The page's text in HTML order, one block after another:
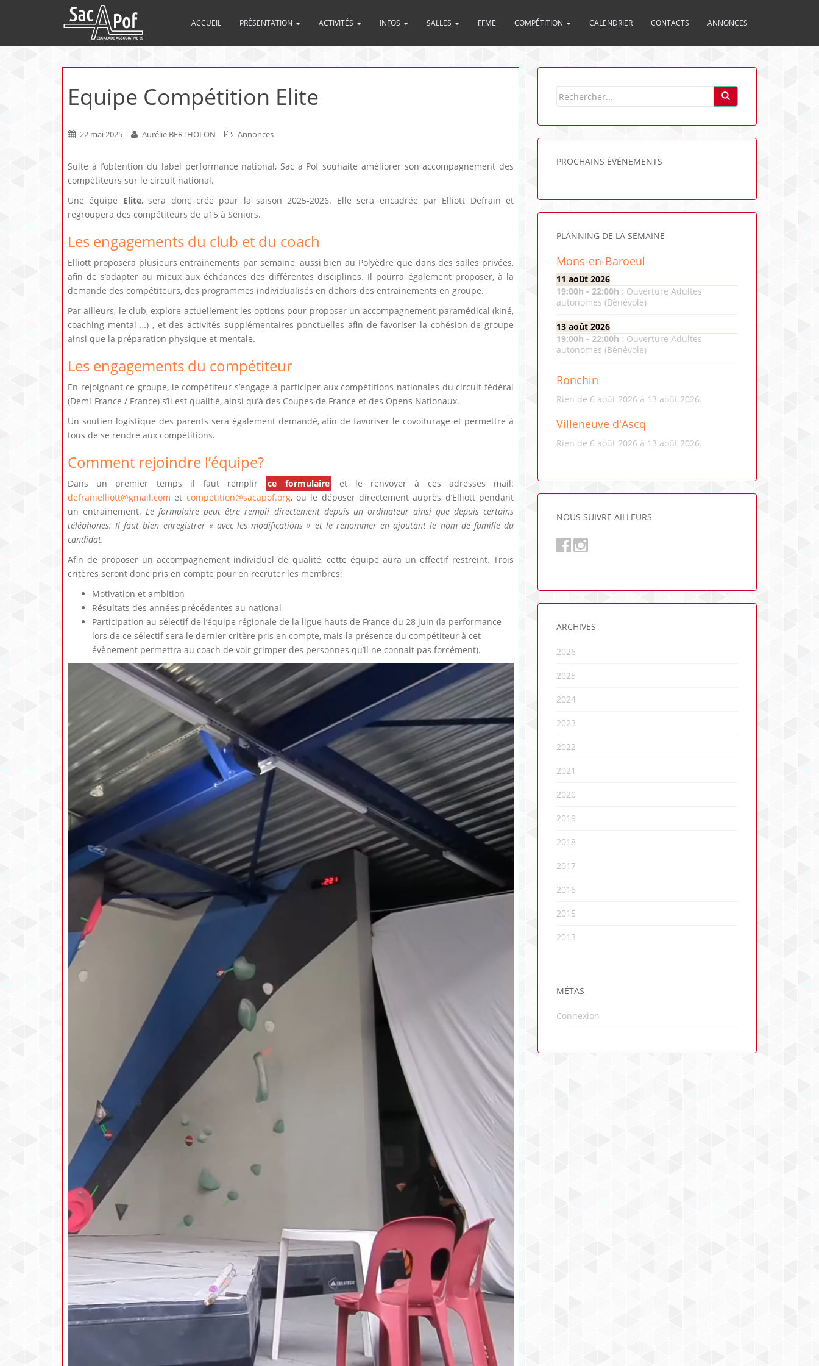
ACCUEIL PRÉSENTATION ACTIVITÉS INFOS SALLES FFME COMPÉTITION CALENDRIER CONTACTS ANNONCES
Equipe Compétition Elite
22 mai 2025 Aurélie BERTHOLON Annonces
Suite à l’obtention du label performance national, Sac à Pof souhaite améliorer son accompagnement des
compétiteurs sur le circuit national.
Une équipe Elite, sera donc crée pour la saison 2025-2026. Elle sera encadrée par Elliott Defrain et
regroupera des compétiteurs de u15 à Seniors.
Les engagements du club et du coach
Elliott proposera plusieurs entrainements par semaine, aussi bien au Polyèdre que dans des salles privées,
afin de s’adapter au mieux aux échéances des différentes disciplines. Il pourra également proposer, à la
demande des compétiteurs, des programmes individualisés en dehors des entrainements en groupe.
Par ailleurs, le club, explore actuellement les options pour proposer un accompagnement paramédical (kiné,
coaching mental …) , et des activités supplémentaires ponctuelles afin de favoriser la cohésion de groupe
ainsi que la préparation physique et mentale.
Les engagements du compétiteur
En rejoignant ce groupe, le compétiteur s’engage à participer aux compétitions nationales du circuit fédéral
(Demi-France / France) s’il est qualifié, ainsi qu’à des Coupes de France et des Opens Nationaux.
Un soutien logistique des parents sera également demandé, afin de favoriser le covoiturage et permettre à
tous de se rendre aux compétitions.
Comment rejoindre l’équipe?
Dans un premier temps il faut remplir ce formulaire
et le renvoyer à ces adresses mail:
defrainelliott@gmail.com et competition@sacapof.org, ou le déposer directement auprès d’Elliott pendant
un entrainement.Le formulaire peut être rempli directement depuis un ordinateur ainsi que depuis certains
téléphones. Il faut bien enregistrer « avec les modifications » et le renommer en ajoutant le nom de famille du
candidat.
Afin de proposer un accompagnement individuel de qualité, cette équipe aura un effectif restreint. Trois
critères seront donc pris en compte pour en recruter les membres:
Motivation et ambition
Résultats des années précédentes au national
Participation au sélectif de l’équipe régionale de la ligue hauts de France du 28 juin (la performance
lors de ce sélectif sera le dernier critère pris en compte, mais la présence du compétiteur à cet
évènement permettra au coach de voir grimper des personnes qu’il ne connait pas forcément).
PROCHAINS ÉVÈNEMENTS
PLANNING DE LA SEMAINE
Mons-en-Baroeul
11 août 2026
19:00h - 22:00h : Ouverture Adultes
autonomes (Bénévole)
13 août 2026
19:00h - 22:00h : Ouverture Adultes
autonomes (Bénévole)
Ronchin
Rien de 6 août 2026 à 13 août 2026.
Villeneuve d'Ascq
Rien de 6 août 2026 à 13 août 2026.
NOUS SUIVRE AILLEURS
ARCHIVES
2026
2025
2024
2023
2022
2021
2020
2019
2018
2017
2016
2015
2013
MÉTAS
Connexion